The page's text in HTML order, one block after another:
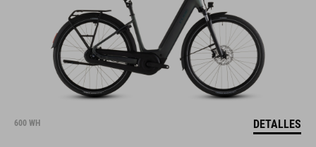
600 WH DETALLES